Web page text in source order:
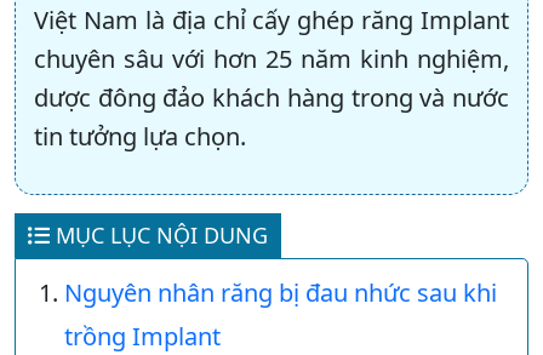
Việt Nam là địa chỉ cấy ghép răng Implant
chuyên sâu với hơn 25 năm kinh nghiệm,
dược đông đảo khách hàng trong và nước
tin tưởng lựa chọn.
MỤC LỤC NỘI DUNG
Nguyên nhân răng bị đau nhức sau khi
trồng Implant